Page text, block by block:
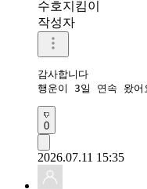
수호지킴이
작성자
감사합니다
행운이 3일 연속 왔어
0
2026.07.11 15:35